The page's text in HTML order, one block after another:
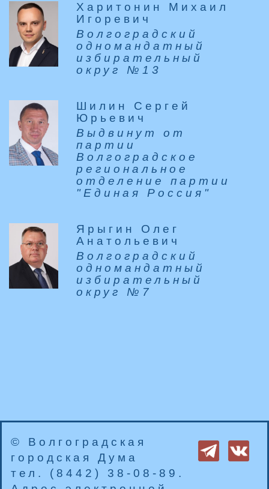
Харитонин Михаил
Игоревич
Волгоградский
одномандатный
избирательный
округ №13
Шилин Сергей
Юрьевич
Выдвинут от
партии
Волгоградское
региональное
отделение партии
"Единая Россия"
Ярыгин Олег
Анатольевич
Волгоградский
одномандатный
избирательный
округ №7
© Волгоградская
городская Дума
тел. (8442) 38-08-89.